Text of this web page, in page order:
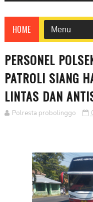
HOME
PERSONEL
PATROLI SIANG
LINTAS DAN
Polresta probolinggo